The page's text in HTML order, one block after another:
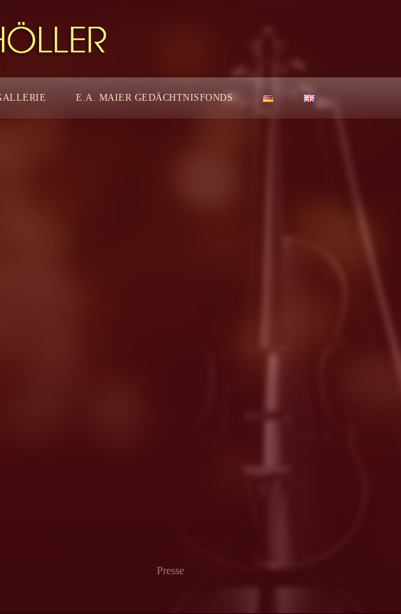
E.A. MAIER GEDÄCHTNISFONDS
Presse